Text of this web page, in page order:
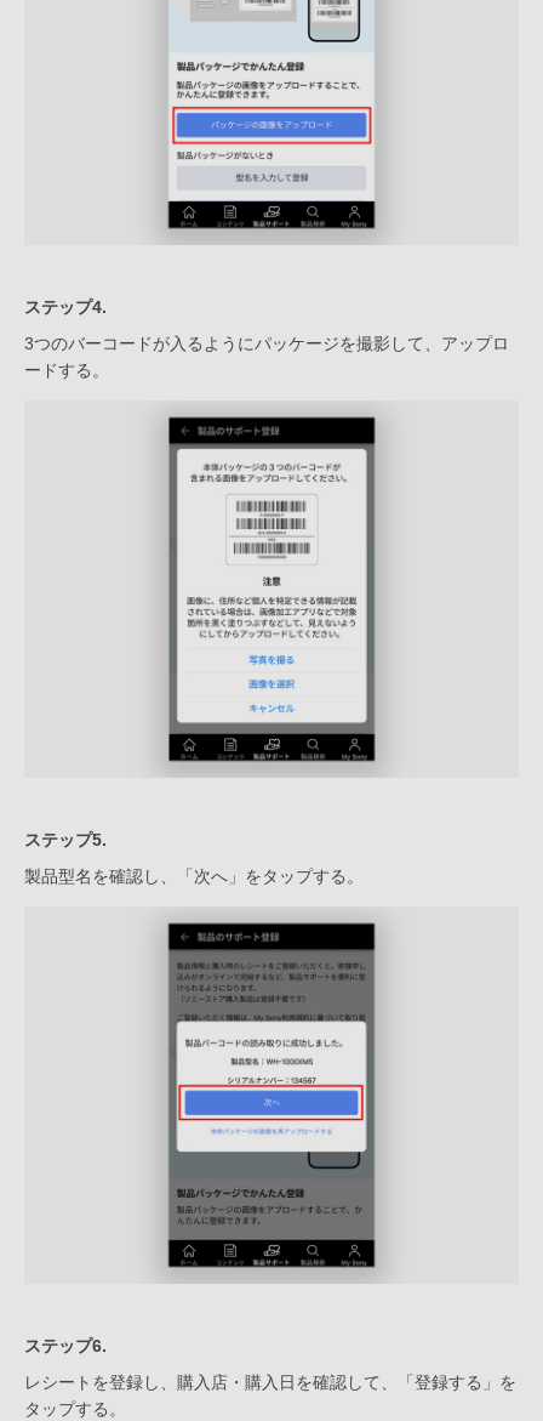
ステップ4.
3つのバーコードが入るようにパッケージを撮影して、アップロ
ードする。
ステップ5.
製品型名を確認し、「次へ」をタップする。
ステップ6.
レシートを登録し、購入店・購入日を確認して、「登録する」を
タップする。